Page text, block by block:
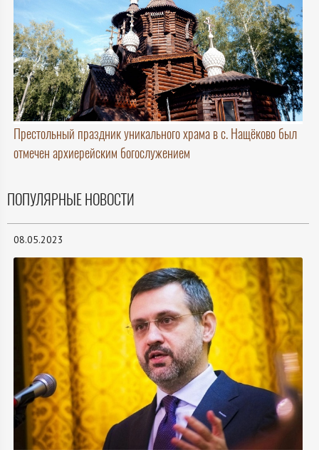
Престольный праздник уникального храма в с. Нащёково был
отмечен архиерейским богослужением
ПОПУЛЯРНЫЕ НОВОСТИ
08.05.2023